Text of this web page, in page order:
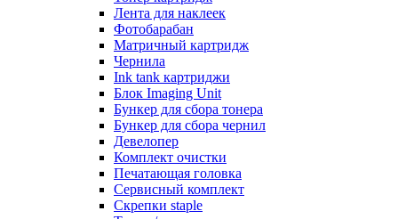
Лента для наклеек
Фотобарабан
Матричный картридж
Чернила
Ink tank картриджи
Блок Imaging Unit
Бункер для сбора тонера
Бункер для сбора чернил
Девелопер
Комплект очистки
Печатающая головка
Сервисный комплект
Скрепки staple